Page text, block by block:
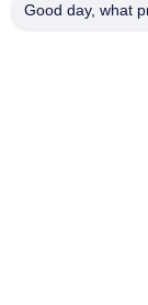
Good day, what